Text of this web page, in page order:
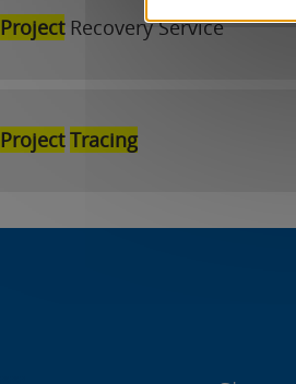
ProjectRecovery Service
Project Tracing